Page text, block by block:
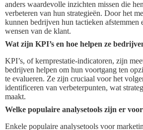
anders waardevolle inzichten missen die
verbeteren van hun strategieën. Door het
kunnen bedrijven hun tactieken afstemmen
wensen van de klant.
Wat zijn KPI’s en hoe helpen ze
KPI’s, of kernprestatie-indicatoren, zijn
bedrijven helpen om hun voortgang ten
te evalueren. Ze zijn cruciaal voor het
identificeren van verbeterpunten, wat
maakt.
Welke populaire analysetools zijn er
Enkele populaire analysetools voor